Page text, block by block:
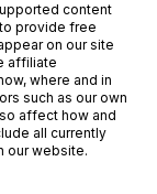
content
provide free
on our site
affiliate
where and in
such as our own
affect how and
all currently
our website.